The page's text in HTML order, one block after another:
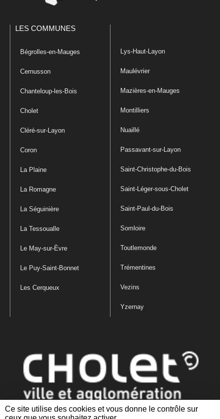
Ce site utilise des cookies et vous donne le contrôle sur
LES COMMUNES
Bégrolles-en-Mauges
Cernusson
Chanteloup-les-Bois
Cholet
Cléré-sur-Layon
Coron
La Plaine
La Romagne
La Séguinière
La Tessoualle
Le May-sur-Èvre
Le Puy-Saint-Bonnet
Les Cerqueux
Lys-Haut-Layon
Maulévrier
Mazières-en-Mauges
Montilliers
Nuaillé
Passavant-sur-Layon
Saint-Christophe-du-Bois
Saint-Léger-sous-Cholet
Saint-Paul-du-Bois
Somloire
Toutlemonde
Trémentines
Vezins
Yzernay